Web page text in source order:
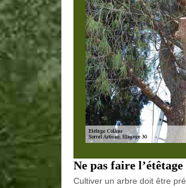
Ne pas faire
Cultiver un arbre doit être